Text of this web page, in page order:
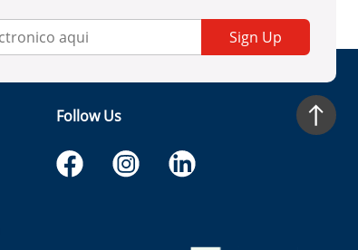
Sign Up
Follow Us